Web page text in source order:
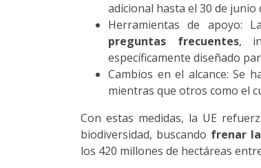
adicional hasta el 30 de junio
Herramientas de apoyo:
preguntas frecuentes,
específicamente diseñado
Cambios en el alcance: Se
mientras que otros como el
Con estas medidas, la UE
biodiversidad, buscando frenar
los 420 millones de hectáreas